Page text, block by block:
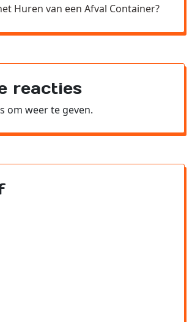
Huren van een Afval Container?
reacties
om weer te geven.